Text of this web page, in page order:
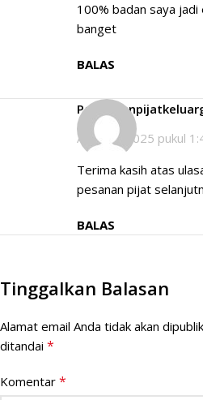
100% badan saya
banget
BALAS
April 26, 2025 pukul
Terima kasih atas
pesanan pijat
BALAS
Tinggalkan Balasan
Alamat email Anda tidak akan
ditandai *
Komentar *